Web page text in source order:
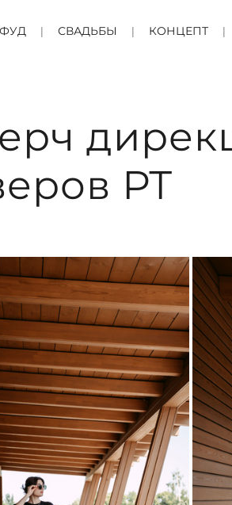
ФУД СВАДЬБЫ КОНЦЕПТ
РТ